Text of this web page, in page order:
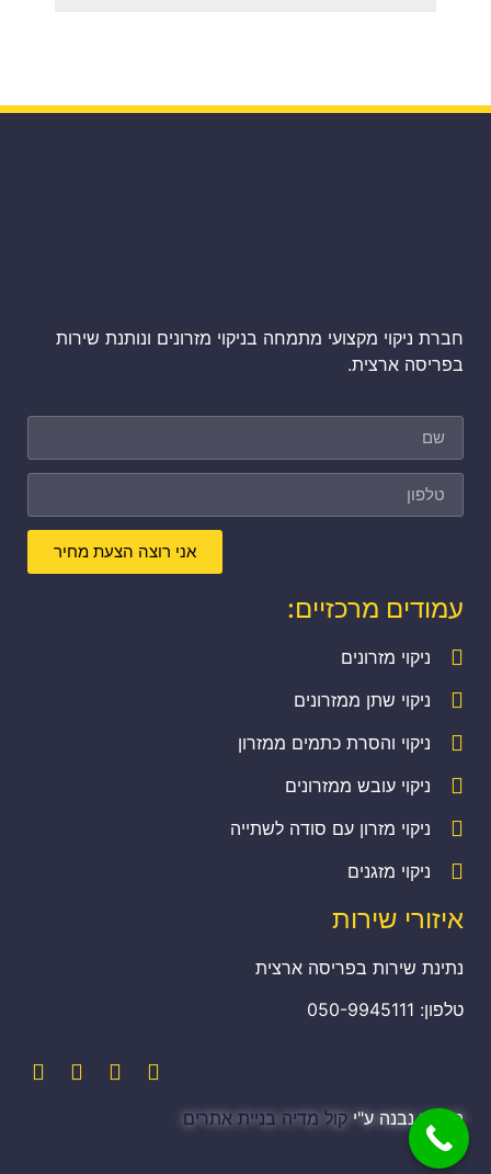
חברת ניקוי מקצועי מתמחה בניקוי מזרונים ונותנת שירות
בפריסה ארצית.
אני רוצה הצעת מחיר
עמודים מרכזיים:
ניקוי מזרונים
ניקוי שתן ממזרונים
ניקוי והסרת כתמים ממזרון
ניקוי עובש ממזרונים
ניקוי מזרון עם סודה לשתייה
ניקוי מזגנים
איזורי שירות
נתינת שירות בפריסה ארצית
טלפון: 050-9945111
האתר נבנה ע"י קול מדיה בניית אתרים